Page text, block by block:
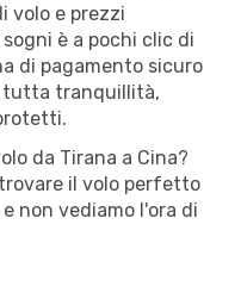
volo e prezzi
è a pochi clic di
di pagamento sicuro
tutta tranquillità,
da Tirana a Cina?
il volo perfetto
non vediamo l'ora di